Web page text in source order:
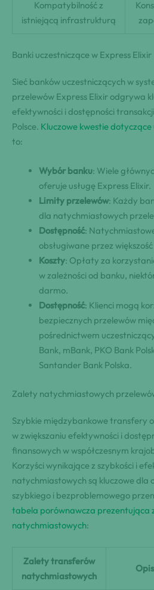
Kompatybilność z
istniejącą infrastrukturą
Banki uczestniczące w Express Elixir
Sieć banków uczestniczących w
przelewów Express Elixir odgrywa
efektywności i dostępności
Polsce. Kluczowe kwestie
to:
Wybór banku: Wiele
oferuje usługę Express Elixir.
Limity przelewów: Każdy
dla natychmiastowych
Dostępność:
obsługiwane przez
Koszty: Opłaty za
w zależności od banku,
darmo.
Dostępność: Klienci mogą
bezpiecznych przelewów
pośrednictwem
Bank, mBank, PKO Bank
Santander Bank Polska.
Zalety natychmiastowych
Szybkie międzybankowe transfery
w zwiększaniu efektywności i
finansowych w współczesnym
Korzyści wynikające z szybkości i
natychmiastowych są kluczowe dla
szybkiego i bezproblemowego
tabela porównawcza prezentująca
natychmiastowych:
Zalety transferów
natychmiastowych
Opis